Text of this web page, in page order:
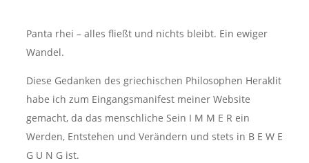
Panta rhei – alles fließt und nichts bleibt. Ein ewiger
Wandel.
Diese Gedanken des griechischen Philosophen Heraklit
habe ich zum Eingangsmanifest meiner Website
gemacht, da das menschliche Sein I M M E R ein
Werden, Entstehen und Verändern und stets in B E W E
G U N G ist.